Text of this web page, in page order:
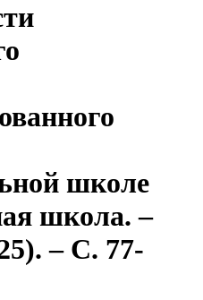
школе
школа. –
– С. 77-